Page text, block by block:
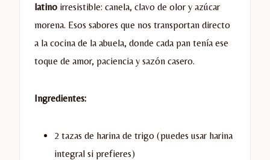
latino irresistible: canela, clavo de olor y azúcar
morena. Esos sabores que nos transportan directo
a la cocina de la abuela, donde cada pan tenía ese
toque de amor, paciencia y sazón casero.
Ingredientes:
2 tazas de harina de trigo (puedes usar harina
integral si prefieres)